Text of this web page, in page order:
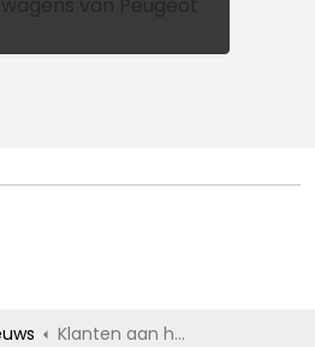
Klanten aan het woord over elektrisch rijden